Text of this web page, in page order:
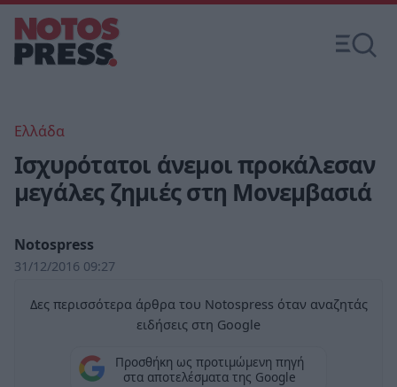
Ελλάδα
Ισχυρότατοι άνεμοι προκάλεσαν
μεγάλες ζημιές στη Μονεμβασιά
Notospress
31/12/2016 09:27
Δες περισσότερα άρθρα του Notospress όταν αναζητάς
ειδήσεις στη Google
Προσθήκη ως προτιμώμενη πηγή
στα αποτελέσματα της Google